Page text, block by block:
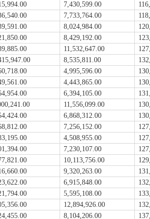
7,430,599.00
7,733,764.00
8,024,984.00
8,429,192.00
11,532,647.00
8,535,811.00
4,995,596.00
4,443,865.00
6,394,105.00
11,556,099.00
6,868,312.00
7,256,152.00
4,508,955.00
7,230,107.00
10,113,756.00
9,320,263.00
6,915,848.00
5,595,108.00
12,894,926.00
8,104,206.00